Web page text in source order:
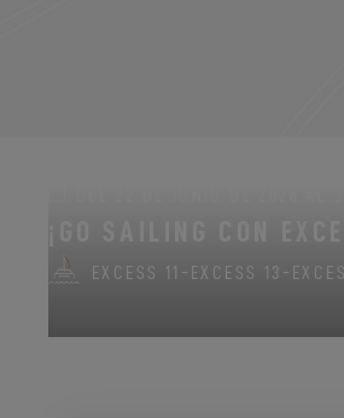
EXCESS 11 - EXCESS 13 -